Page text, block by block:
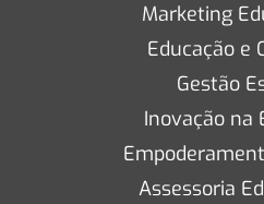
Marketing
Educação e
Gestão
Inovação na
Assessoria